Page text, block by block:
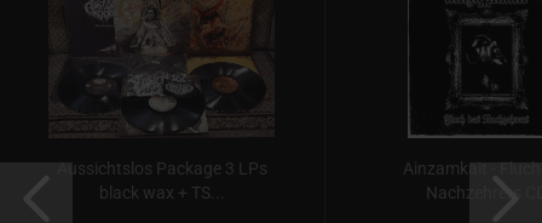
Aussichtslos Package 3 LPs
black wax + TS...
Ainzamkait -
Nachzehrers